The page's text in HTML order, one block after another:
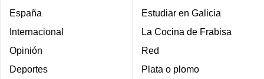
España
Internacional
Opinión
Deportes
Estudiar en Galicia
La Cocina de Frabisa
Red
Plata o plomo